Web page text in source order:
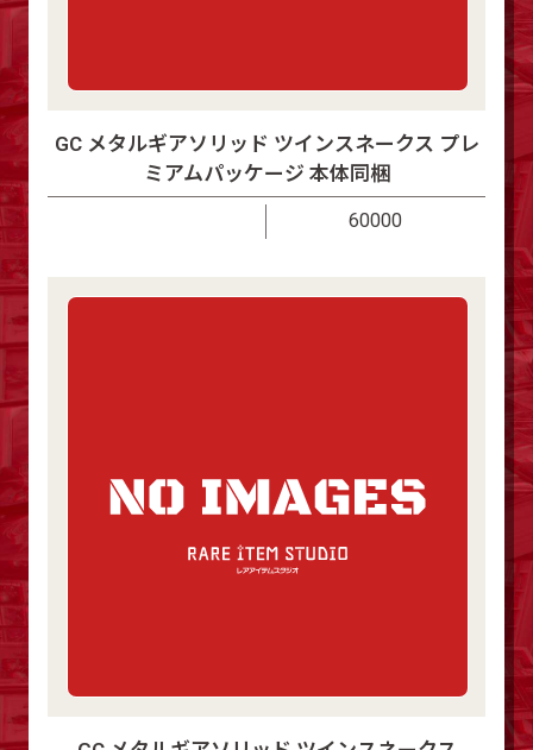
GC メタルギアソリッド ツインスネークス プレ
ミアムパッケージ 本体同梱
60000